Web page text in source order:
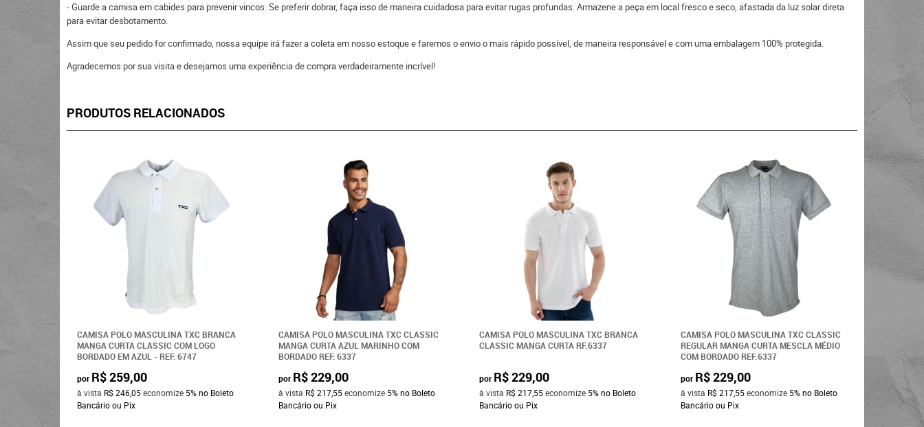
- Guarde a camisa em cabides para prevenir vincos. Se preferir dobrar, faça isso de maneira cuidadosa para evitar rugas profundas. Armazene a peça em local fresco e seco, afastada da luz solar direta
para evitar desbotamento.
Assim que seu pedido for confirmado, nossa equipe irá fazer a coleta em nosso estoque e faremos o envio o mais rápido possível, de maneira responsável e com uma embalagem 100% protegida.
Agradecemos por sua visita e desejamos uma experiência de compra verdadeiramente incrível!
PRODUTOS RELACIONADOS
CAMISA POLO MASCULINA TXC BRANCA
MANGA CURTA CLASSIC COM LOGO
BORDADO EM AZUL - REF: 6747
por R$ 259,00
à vista R$ 246,05economize 5%no Boleto
Bancário ou Pix
CAMISA POLO MASCULINA TXC CLASSIC
MANGA CURTA AZUL MARINHO COM
BORDADO REF: 6337
por R$ 229,00
à vista R$ 217,55economize 5% no Boleto
Bancário ou Pix
CAMISA POLO MASCULINA TXC BRANCA
CLASSIC MANGA CURTA RF.6337
por R$ 229,00
à vista R$ 217,55economize 5%no Boleto
Bancário ou Pix
CAMISA POLO MASCULINA TXC CLASSIC
REGULAR MANGA CURTA MESCLA MÉDIO
COM BORDADO REF.6337
por R$ 229,00
à vista R$ 217,55economize 5% no Boleto
Bancário ou Pix
à vistaR$
Bancário